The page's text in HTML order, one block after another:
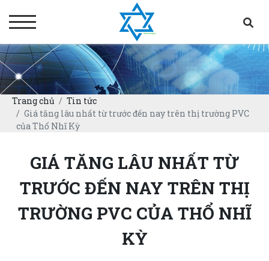
Trang chủ
Tin tức
Giá tăng lâu nhất từ trước đến nay trên thị trường PVC
của Thổ Nhĩ Kỳ
GIÁ TĂNG LÂU NHẤT TỪ
TRƯỚC ĐẾN NAY TRÊN THỊ
TRƯỜNG PVC CỦA THỔ NHĨ
KỲ